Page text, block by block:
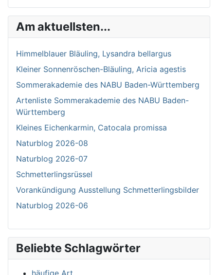
Am aktuellsten...
Himmelblauer Bläuling, Lysandra bellargus
Kleiner Sonnenröschen-Bläuling, Aricia agestis
Sommerakademie des NABU Baden-Württemberg
Artenliste Sommerakademie des NABU Baden-
Württemberg
Kleines Eichenkarmin, Catocala promissa
Naturblog 2026-08
Naturblog 2026-07
Schmetterlingsrüssel
Vorankündigung Ausstellung Schmetterlingsbilder
Naturblog 2026-06
Beliebte Schlagwörter
häufige Art